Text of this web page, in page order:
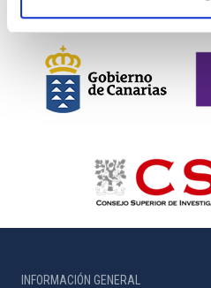
INFORMACIÓN GENERAL